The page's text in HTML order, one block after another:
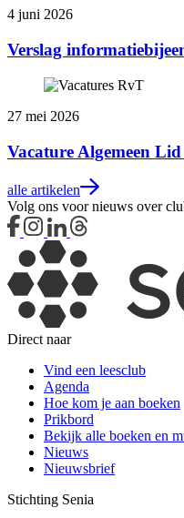
4 juni 2026
Verslag
27 mei 2026
Vacature Algemeen
alle artikelen
Volg ons voor nieuws over
Direct naar
Vind een leesclub
Agenda
Hoe kom je aan boeken
Prikbord
Bekijk alle boeken en
Nieuws
Nieuwsbrief
Stichting Senia